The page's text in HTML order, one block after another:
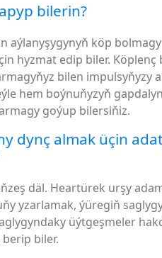
bilerin?
aýlanyşygynyň köp bolmagy
hyzmat edip biler. Köplenç
bilen impulsyňyzy
hem boýnuňyzyň
goýup bilersiňiz.
dynç almak üçin
däl. Heartürek urşy
yzarlamak, ýüregiň
üýtgeşmeler
biler.